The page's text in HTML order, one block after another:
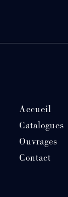
Accueil
Catalogues
Ouvrages
Contact